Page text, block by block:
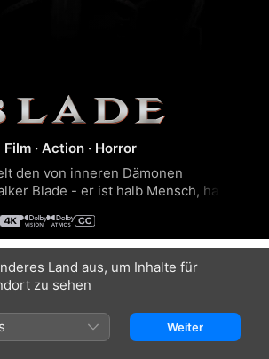
Film · Action · Horror
den von inneren Dämonen
Blade - er ist halb Mensch, halb
Jagdkollegen Whistler (Kris
er seine Kenntnisse in einem
Als der blutdurstige Anführer
Frost (Stephen Dorff), den
der Menschheit zu
Land aus, um Inhalte für
zu sehen
Weiter